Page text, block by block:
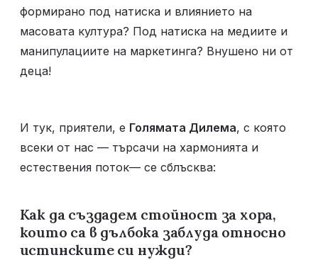
формирано под натиска и влиянието на
масовата култура? Под натиска на медиите и
манипулациите на маркетинга? Внушено ни от
деца!
И тук, приятели, е Голямата Дилема, с която
всеки от нас — търсачи на хармонията и
естествения поток— се сблъсква:
Как да създадем стойност за хора,
които са в дълбока заблуда относно
истинските си нужди?